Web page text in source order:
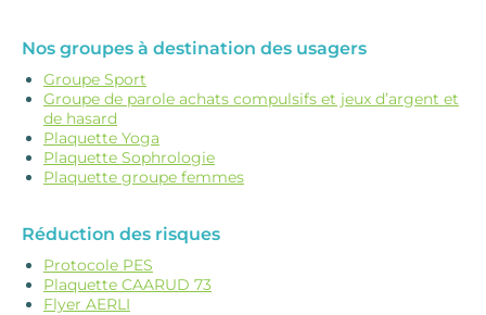
Nos groupes à destination des usagers
Groupe Sport
Groupe de parole achats compulsifs et jeux d’argent et
de hasard
Plaquette Yoga
Plaquette Sophrologie
Plaquette groupe femmes
Réduction des risques
Protocole PES
Plaquette CAARUD 73
Flyer AERLI